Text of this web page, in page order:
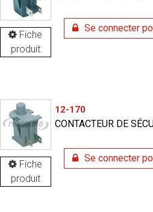
Fiche
produit
Se connecter
Fiche
produit
12-170
CONTACTEUR DE
Se connecter